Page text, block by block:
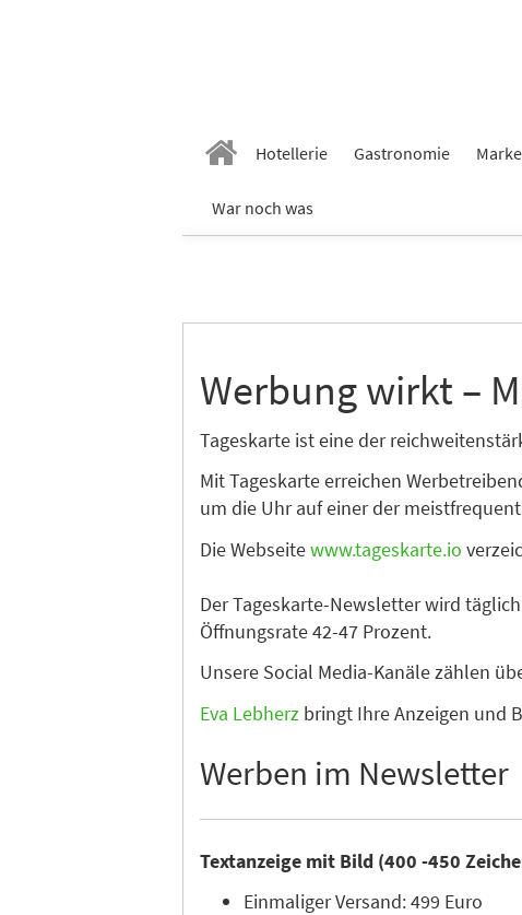
Hotellerie Gastronomie
War noch was
Werbung wirkt –
Tageskarte ist eine der
Mit Tageskarte erreichen
um die Uhr auf einer der
Die Webseitewww.tageskarte.io
Der Tageskarte-Newsletter wird
Öffnungsrate 42-47 Prozent.
Unsere Social Media-Kanäle zählen
Eva Lebherz bringt Ihre Anzeigen und
Werben im Newsletter
Textanzeige mit Bild (400 -450
Einmaliger Versand: 499 Euro